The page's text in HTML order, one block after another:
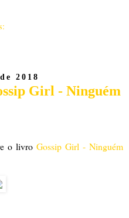
2018
Girl - Ninguém
o livro Gossip Girl - Ninguém